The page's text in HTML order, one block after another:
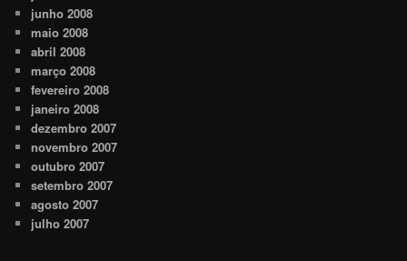
junho 2008
maio 2008
abril 2008
março 2008
fevereiro 2008
janeiro 2008
dezembro 2007
novembro 2007
outubro 2007
setembro 2007
agosto 2007
julho 2007